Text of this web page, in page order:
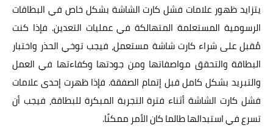
يتزايد ظهور علامات فشل كارت الشاشة بشكل خاص في البطاقات
الرسومية المستعلمة المتهالكة في عمليات التعدين. فإذا كنت
مُقبل على شراء كارت شاشة مستعمل، فيجب توخي الحذر واختبار
البطاقة والتحقق مواصفاتها ومن جودتها وكفاءتها في العمل
والتبريد بشكل كامل قبل إتمام الصفقة. فإذا ظهرت إحدى علامات
فشل كارت الشاشة أثناء فترة التجربة المبكرة للبطاقة، فيجب أن
تسرع في استبدالها طالما كان الأمر ممكنًا.